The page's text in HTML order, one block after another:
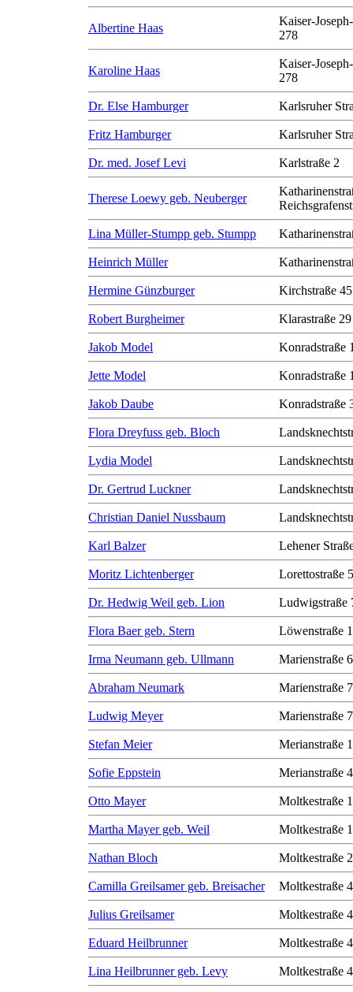
Albertine Haas
Kaiser-
278
Karoline Haas
Kaiser-
278
Dr. Else Hamburger Karlsruher
Fritz Hamburger Karlsruher
Dr. med. Josef Levi Karlstraße 2
Therese Loewy geb. Neuberger
Lina Müller-Stumpp geb. Stumpp
Heinrich Müller
Hermine Günzburger Kirchstraße 45
Robert Burgheimer Klarastraße 29
Jakob Model Konradstraße
Jette Model Konradstraße
Jakob Daube Konradstraße
Flora Dreyfuss geb. Bloch
Lydia Model
Dr. Gertrud Luckner
Christian Daniel Nussbaum
Karl Balzer Lehener
Moritz Lichtenberger Lorettostraße
Dr. Hedwig Weil geb. Lion Ludwigstraße
Flora Baer geb. Stern Löwenstraße 1
Irma Neumann geb. Ullmann Marienstraße 6
Abraham Neumark Marienstraße 7
Ludwig Meyer Marienstraße 7
Stefan Meier Merianstraße
Sofie Eppstein Merianstraße
Otto Mayer Moltkestraße
Martha Mayer geb. Weil Moltkestraße
Nathan Bloch Moltkestraße
Camilla Greilsamer geb. Breisacher Moltkestraße
Julius Greilsamer Moltkestraße
Eduard Heilbrunner Moltkestraße
Lina Heilbrunner geb. Levy Moltkestraße